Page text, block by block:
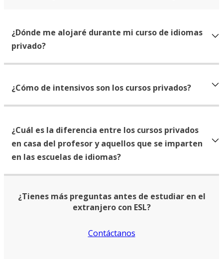
¿Dónde me alojaré durante mi curso de idiomas
privado?
¿Cómo de intensivos son los cursos privados?
¿Cuál es la diferencia entre los cursos privados
en casa del profesor y aquellos que se imparten
en las escuelas de idiomas?
¿Tienes más preguntas antes de estudiar en el
extranjero con ESL?
Contáctanos